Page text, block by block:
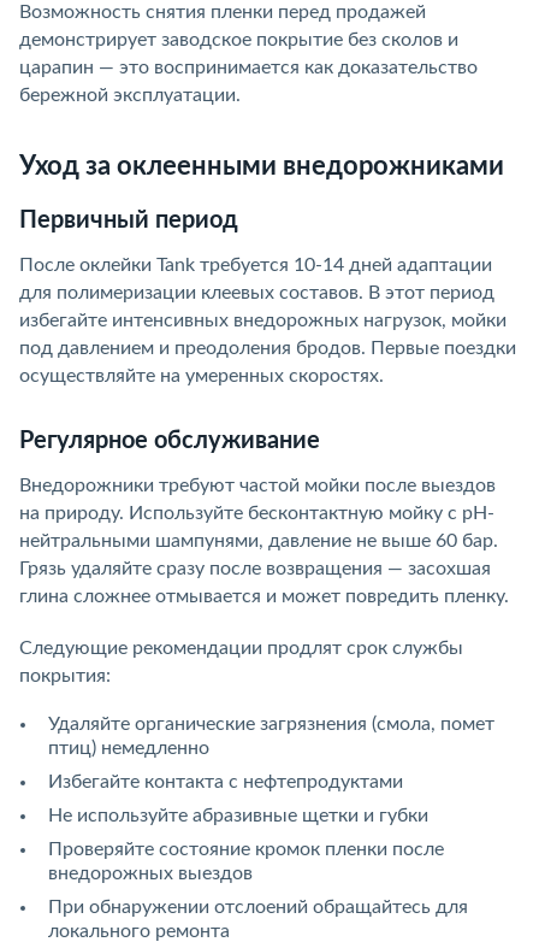
Возможность снятия пленки перед продажей
демонстрирует заводское покрытие без сколов и
царапин — это воспринимается как доказательство
бережной эксплуатации.
Уход за оклеенными внедорожниками
Первичный период
После оклейки Tank требуется 10-14 дней адаптации
для полимеризации клеевых составов. В этот период
избегайте интенсивных внедорожных нагрузок, мойки
под давлением и преодоления бродов. Первые поездки
осуществляйте на умеренных скоростях.
Регулярное обслуживание
Внедорожники требуют частой мойки после выездов
на природу. Используйте бесконтактную мойку с pH-
нейтральными шампунями, давление не выше 60 бар.
Грязь удаляйте сразу после возвращения — засохшая
глина сложнее отмывается и может повредить пленку.
Следующие рекомендации продлят срок службы
покрытия:
Удаляйте органические загрязнения (смола, помет
птиц) немедленно
Избегайте контакта с нефтепродуктами
Не используйте абразивные щетки и губки
Проверяйте состояние кромок пленки после
внедорожных выездов
При обнаружении отслоений обращайтесь для
локального ремонта